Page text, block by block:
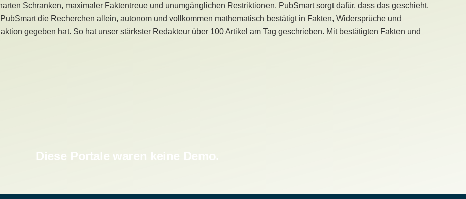
Schranken, maximaler Faktentreue und unumgänglichen Restriktionen. PubSmart sorgt dafür, dass das geschieht.
die Recherchen allein, autonom und vollkommen mathematisch bestätigt in Fakten, Widersprüche und
gegeben hat. So hat unser stärkster Redakteur über 100 Artikel am Tag geschrieben. Mit bestätigten Fakten und
Diese Portale waren keine Demo.